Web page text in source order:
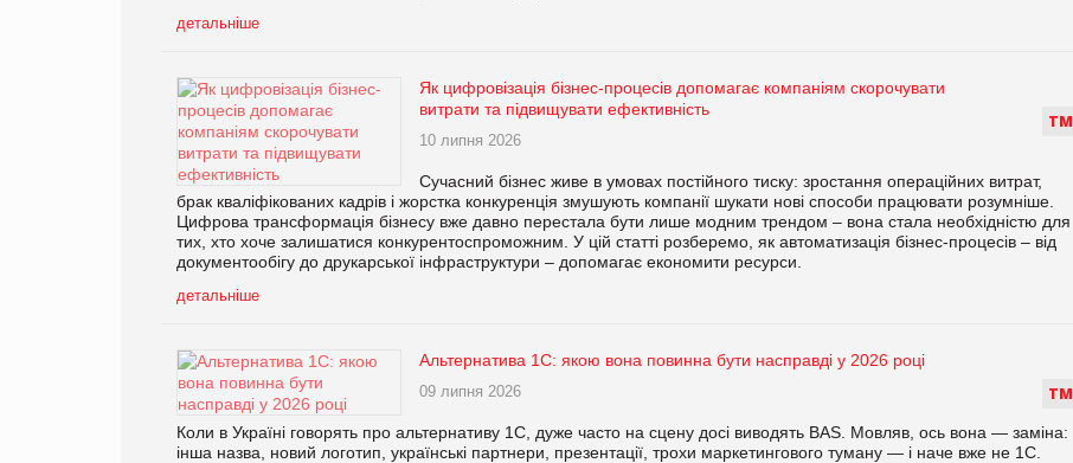
детальніше
ТМ
Як цифровізація бізнес-процесів допомагає компаніям скорочувати
витрати та підвищувати ефективність
10 липня 2026
Сучасний бізнес живе в умовах постійного тиску: зростання операційних витрат,
брак кваліфікованих кадрів і жорстка конкуренція змушують компанії шукати нові способи працювати розумніше.
Цифрова трансформація бізнесу вже давно перестала бути лише модним трендом – вона стала необхідністю для
тих, хто хоче залишатися конкурентоспроможним. У цій статті розберемо, як автоматизація бізнес-процесів – від
документообігу до друкарської інфраструктури – допомагає економити ресурси.
детальніше
ТМ
Альтернатива 1С: якою вона повинна бути насправді у 2026 році
09 липня 2026
Коли в Україні говорять про альтернативу 1С, дуже часто на сцену досі виводять BAS. Мовляв, ось вона — заміна:
інша назва, новий логотип, українські партнери, презентації, трохи маркетингового туману — і наче вже не 1С.